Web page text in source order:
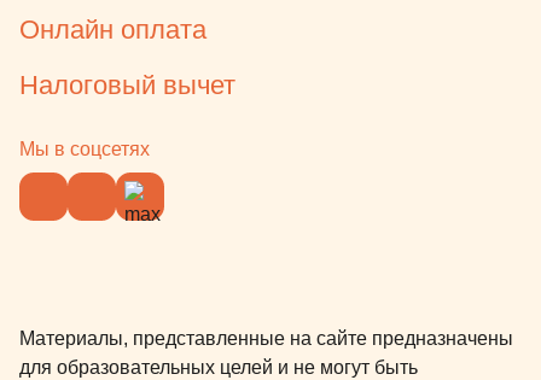
Онлайн оплата
Налоговый вычет
Мы в соцсетях
Материалы, представленные на сайте предназначены
для образовательных целей и не могут быть